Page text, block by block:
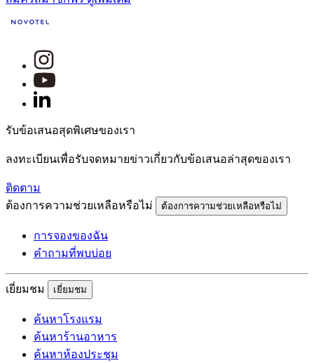
รับข้อเสนอสุดพิเศษของเรา
ลงทะเบียนเพื่อรับจดหมายข่าวเกี่ยวกับข้อเสนอล่าสุดของเรา
ติดตาม
ต้องการความช่วยเหลือหรือไม่
ต้องการความช่วยเหลือหรือไม่
การจองของฉัน
คำถามที่พบบ่อย
เยี่ยมชม เยี่ยมชม
ค้นหาโรงแรม
ค้นหาร้านอาหาร
ค้นหาห้องประชุม